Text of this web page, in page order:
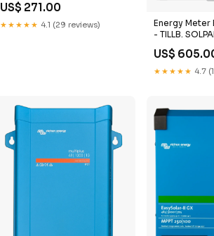
US$ 271.00
★★★★★ 4.1 (29 reviews)
Energy Meter
- TILLB.
US$
★★★★★ 4.7